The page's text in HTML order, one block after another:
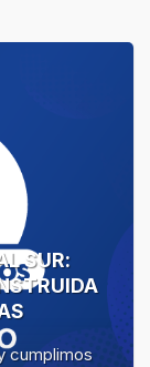
SUR:
cumplimos